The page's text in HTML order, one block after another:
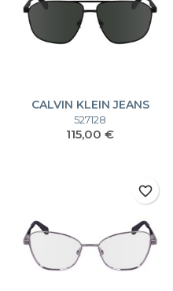
CALVIN KLEIN JEANS
CKJ24202S CKJ24202S
527128
Prezzo
115,00 €
favorite_border